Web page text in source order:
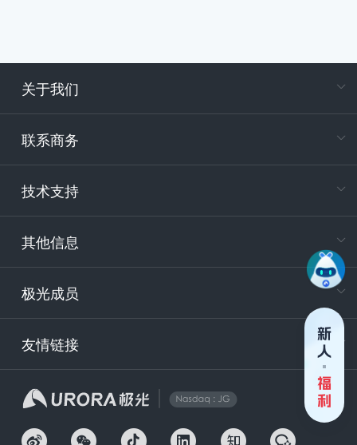
关于我们
联系商务
技术支持
其他信息
极光成员
友情链接
电
400-
技
安
企